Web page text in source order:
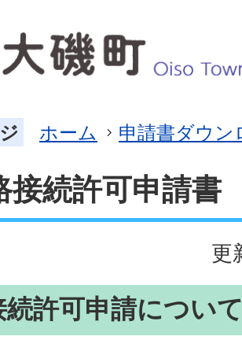
ホーム 申請書ダウン
接続許可申請書
更
続許可申請につい